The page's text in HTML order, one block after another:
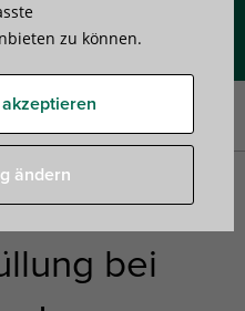
bei
zu können.
ändern